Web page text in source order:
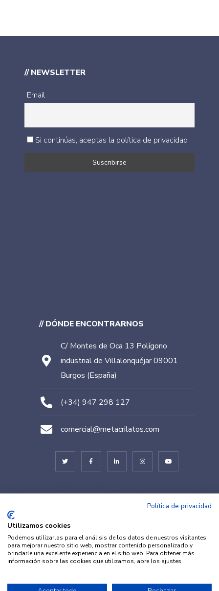
// NEWSLETTER
Email
Si continúas, aceptas la política de privacidad
// DÓNDE ENCONTRARNOS
C/ Montes de Oca 13 Polígono
industrial de Villalonquéjar 09001
Burgos (España)
(+34) 947 298 127
comercial@metacrilatos.com
© METACRILATOS Y PLÁSTICOS
Política de privacidad
Utilizamos cookies
Podemos utilizarlas para el análisis de los datos de nuestros visitantes,
para mejorar nuestro sitio web, mostrar contenido personalizado y
brindarle una excelente experiencia en el sitio web. Para obtener más
información sobre las cookies que utilizamos, abre los ajustes.